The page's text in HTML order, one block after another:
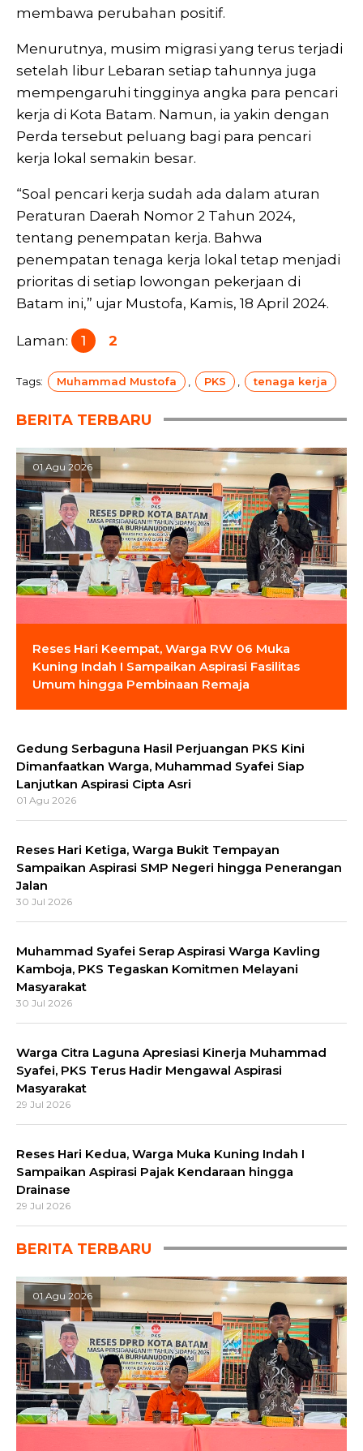
membawa perubahan positif.
Menurutnya, musim migrasi yang terus terjadi
setelah libur Lebaran setiap tahunnya juga
mempengaruhi tingginya angka para pencari
kerja di Kota Batam. Namun, ia yakin dengan
Perda tersebut peluang bagi para pencari
kerja lokal semakin besar.
“Soal pencari kerja sudah ada dalam aturan
Peraturan Daerah Nomor 2 Tahun 2024,
tentang penempatan kerja. Bahwa
penempatan tenaga kerja lokal tetap menjadi
prioritas di setiap lowongan pekerjaan di
Batam ini,” ujar Mustofa, Kamis, 18 April 2024.
Laman: 1 2
Tags: Muhammad Mustofa PKS tenaga kerja
BERITA TERBARU
Reses Hari Keempat, Warga RW 06 Muka
Kuning Indah I Sampaikan Aspirasi Fasilitas
Umum hingga Pembinaan Remaja
01 Agu 2026
Gedung Serbaguna Hasil Perjuangan PKS Kini
Dimanfaatkan Warga, Muhammad Syafei Siap
Lanjutkan Aspirasi Cipta Asri
01 Agu 2026
Reses Hari Ketiga, Warga Bukit Tempayan
Sampaikan Aspirasi SMP Negeri hingga Penerangan
Jalan
30 Jul 2026
Muhammad Syafei Serap Aspirasi Warga Kavling
Kamboja, PKS Tegaskan Komitmen Melayani
Masyarakat
30 Jul 2026
Warga Citra Laguna Apresiasi Kinerja Muhammad
Syafei, PKS Terus Hadir Mengawal Aspirasi
Masyarakat
29 Jul 2026
Reses Hari Kedua, Warga Muka Kuning Indah I
Sampaikan Aspirasi Pajak Kendaraan hingga
Drainase
29 Jul 2026
BERITA TERBARU
01 Agu 2026